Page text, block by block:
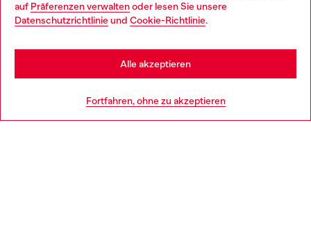
auf Präferenzen verwaltenoder lesen Sie unsere
Datenschutzrichtlinieund Cookie-Richtlinie.
Fortfahren, ohne zu akzeptieren
Alle akzeptieren
Mehr erfahren
You are currently browsing Österreich website, but it seems you
may be based in United States